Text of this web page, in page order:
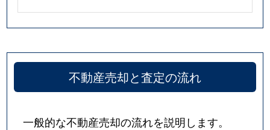
不動産売却と査定の流れ
一般的な不動産売却の流れを説明します。